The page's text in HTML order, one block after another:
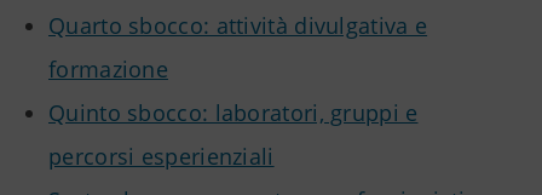
Quarto sbocco: attività divulgativa e
formazione
Quinto sbocco: laboratori, gruppi e
percorsi esperienziali